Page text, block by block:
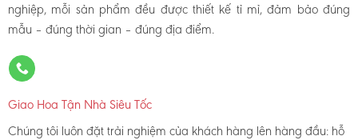
nghiệp, mỗi sản phẩm đều được thiết kế tỉ mỉ, đảm bảo đúng
mẫu – đúng thời gian – đúng địa điểm.
Giao Hoa Tận Nhà Siêu Tốc
Chúng tôi luôn đặt trải nghiệm của khách hàng lên hàng đầu: hỗ